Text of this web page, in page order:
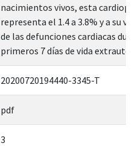
nacimientos vivos, esta
representa el 1.4 a 3.8% y a su
de las defunciones cardiacas
primeros 7 días de vida
20200720194440-3345-T
pdf
3